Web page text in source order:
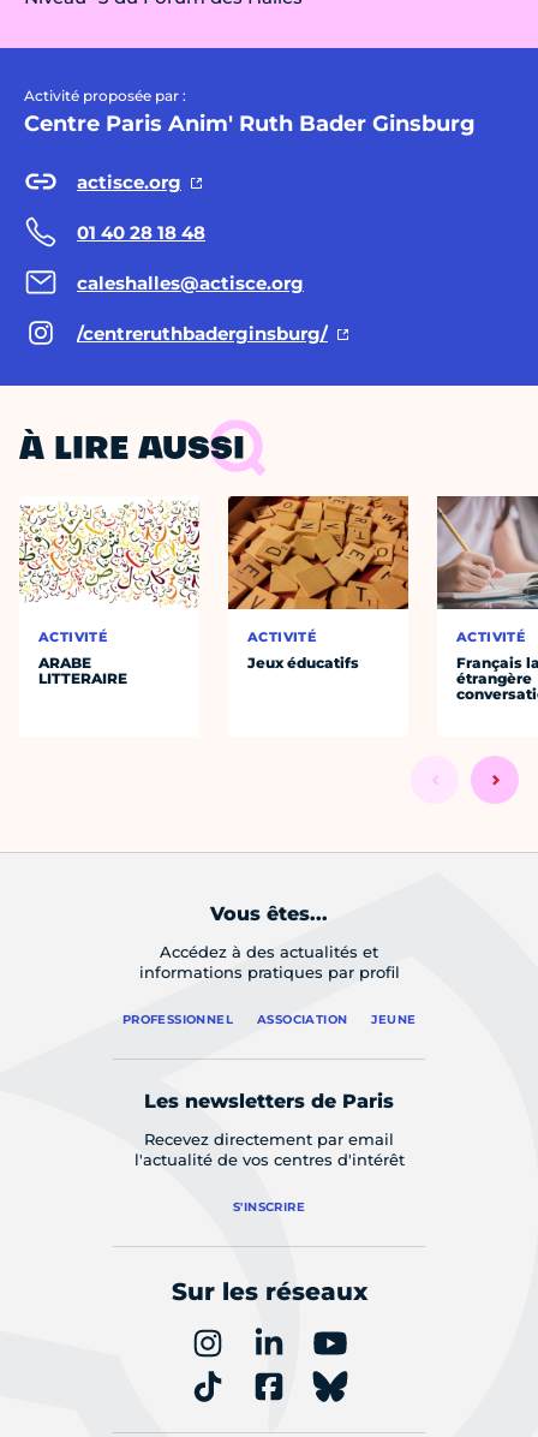
Activité proposée par :
Centre Paris Anim' Ruth Bader Ginsburg
actisce.org
01 40 28 18 48
caleshalles@actisce.org
/centreruthbaderginsburg/
À LIRE AUSSI
ACTIVITÉ
ARABE
LITTERAIRE
ACTIVITÉ
Jeux éducatifs
ACTIVITÉ
Français
étrangère
Vous êtes...
Accédez à des actualités et
informations pratiques par profil
PROFESSIONNEL ASSOCIATION JEUNE
Les newsletters de Paris
Recevez directement par email
l'actualité de vos centres d'intérêt
S'INSCRIRE
Sur les réseaux